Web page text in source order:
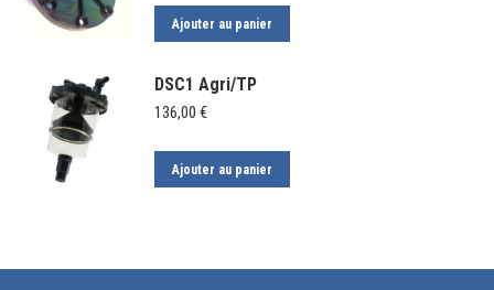
Ajouter au panier
DSC1 Agri/TP
136,00 €
Ajouter au panier